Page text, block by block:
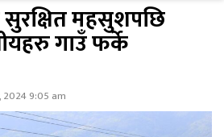
सुरक्षित महसुशपछि
गाउँ फर्के
2024 9:05 am